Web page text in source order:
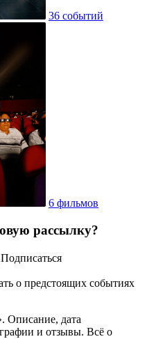
36 событий
6 фильмов
рассылку?
Подписаться
о предстоящих событиях
Описание, дата
и отзывы. Всё о